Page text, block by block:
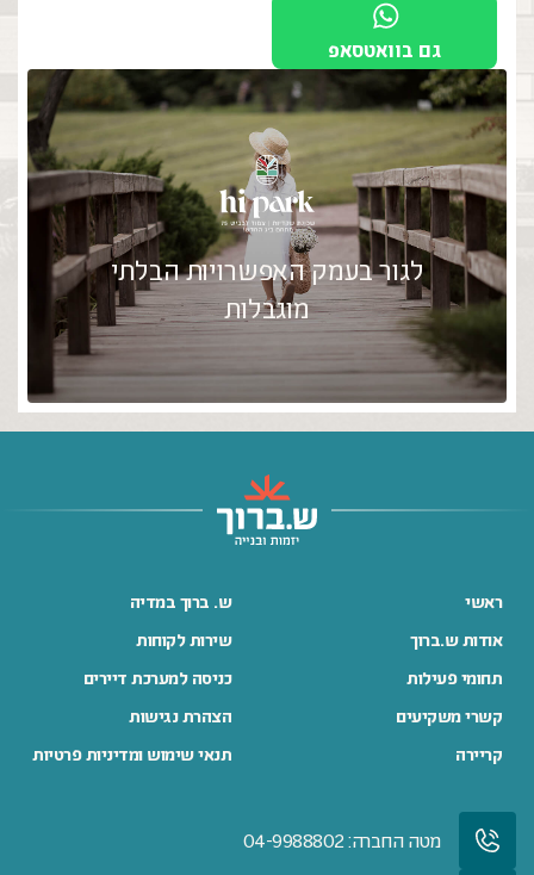
לגור בעמק האפשרויות הבלתי
מוגבלות
גם בוואטסאפ
ראשי
אודות ש.ברוך
תחומי פעילות
קשרי משקיעים
קריירה
ש. ברוך במדיה
שירות לקוחות
כניסה למערכת דיירים
הצהרת נגישות
תנאי שימוש ומדיניות פרטיות
מטה החברה: 04-9988802